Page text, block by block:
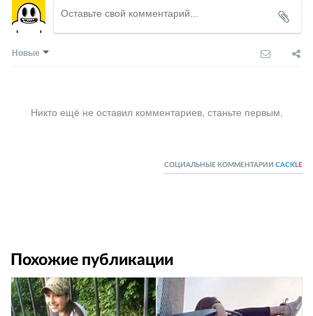
Новые
Никто ещё не оставил комментариев, станьте первым.
СОЦИАЛЬНЫЕ КОММЕНТАРИИ CACKL E
Похожие публикации